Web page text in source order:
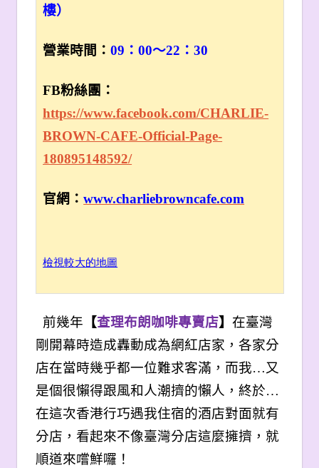
樓）
營業時間：09 ：00～22：30
FB粉絲團：
https://www.facebook.com/CHARLIE-
BROWN-CAFE-Official-Page-
180895148592/
官網：www.charliebrowncafe.com
檢視較大的地圖
前幾年 【查理布朗咖啡專賣店】 在臺灣
剛開幕時造成轟動成為網紅店家，各家分
店在當時幾乎都一位難求客滿，而我…又
是個很懶得跟風和人潮擠的懶人，終於…
在這次香港行巧遇我住宿的酒店對面就有
分店，看起來不像臺灣分店這麼擁擠，就
順道來嚐鮮囉！